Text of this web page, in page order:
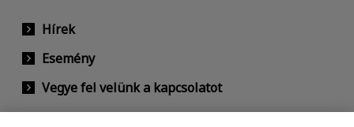
Hírek
Esemény
Vegye fel velünk a kapcsolatot